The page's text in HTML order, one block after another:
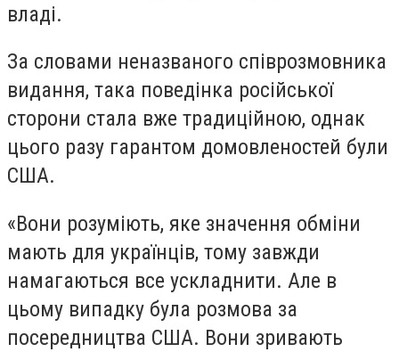
владі.
За словами неназваного співрозмовника
видання, така поведінка російської
сторони стала вже традиційною, однак
цього разу гарантом домовленостей були
США.
«Вони розуміють, яке значення обміни
мають для українців, тому завжди
намагаються все ускладнити. Але в
цьому випадку була розмова за
посередництва США. Вони зривають